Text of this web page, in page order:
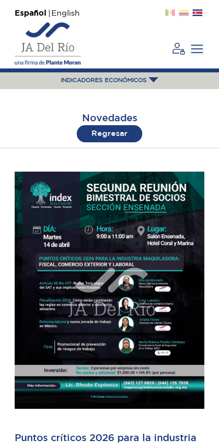
Español English
INDICADORES ECONÓMICOS
Novedades
Regresar
Puntos críticos 2026 para la industria